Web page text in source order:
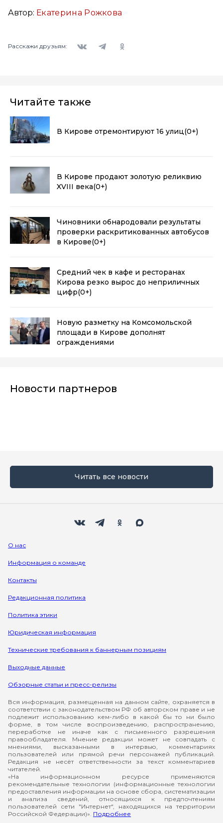
Автор: Екатерина Рожкова
Расскажи друзьям:
Читайте также
В Кирове отремонтируют 16 улиц(0+)
В Кирове продают золотую реликвию
XVIII века(0+)
Чиновники обнародовали результаты
проверки раскритикованных автобусов
в Кирове(0+)
Средний чек в кафе и ресторанах
Кирова резко вырос до неприличных
цифр(0+)
Новую разметку на Комсомольской
площади в Кирове дополнят
ограждениями
Новости партнеров
Читать все новости
О нас
Информация о команде
Контакты
Редакционная политика
Политика этики
Юридическая информация
Технические требования к баннерным позициям
Выходные данные
Обзорные статьи и пресс-релизы
Вся информация, размещенная на данном сайте, охраняется в
соответствии с законодательством РФ об авторском праве и не
подлежит использованию кем-либо в какой бы то ни было
форме, в том числе воспроизведению, распространению,
переработке не иначе как с письменного разрешения
правообладателя. Мнение редакции может не совпадать с
мнениями, высказанными в интервью, комментариях
пользователей или прямой речи персонажей публикаций.
Редакция не несёт ответственности за текст комментариев
читателей.
«На информационном ресурсе применяются
рекомендательные технологии (информационные технологии
предоставления информации на основе сбора, систематизации
и анализа сведений, относящихся к предпочтениям
пользователей сети "Интернет", находящихся на территории
Российской Федерации)». Подробнее